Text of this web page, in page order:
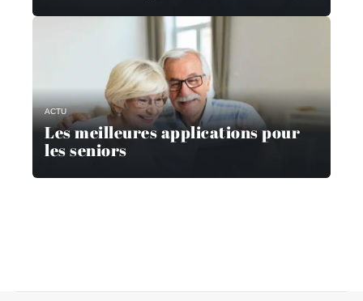
ACTU
Les meilleures applications pour
les seniors